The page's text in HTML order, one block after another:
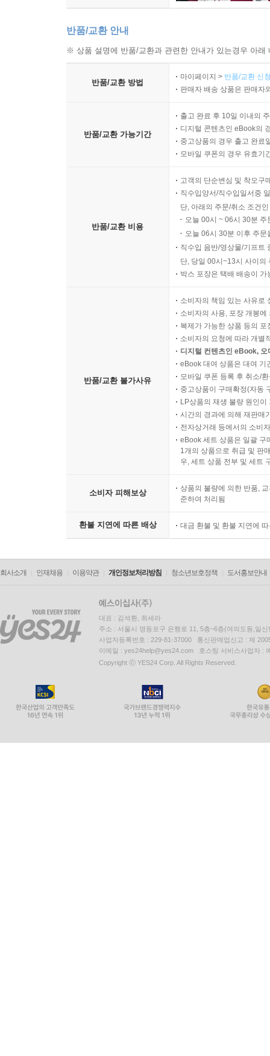
반품/교환 안내
※ 상품 설명에 반품/교환과 관련한 안내가 있는경우 아
반품/교환 방법
마이페이지 > 반품/교환 신
판매자 배송 상품은 판매자
반품/교환 가능기간
출고 완료 후 10일 이내의
디지털 콘텐츠인 eBook의
중고상품의 경우 출고 완료
모바일 쿠폰의 경우 유효기
반품/교환 비용
고객의 단순변심 및 착오구
직수입양서/직수입일서중
단, 아래의 주문/취소 조건
오늘 00시 ~ 06시 30분
오늘 06시 30분 이후 주
직수입 음반/영상물/기프트
단, 당일 00시~13시 사이의
박스 포장은 택배 배송이
반품/교환 불가사유
소비자의 책임 있는 사유로
소비자의 사용, 포장 개봉
복제가 가능한 상품 등의
소비자의 요청에 따라 개별
디지털 컨텐츠인 eBook,
eBook 대여 상품은 대여 기
모바일 쿠폰 등록 후 취소/
중고상품이 구매확정(자동
LP상품의 재생 불량 원인
시간의 경과에 의해 재판매
전자상거래 등에서의 소비
eBook 세트 상품은 일괄 구
1개의 상품으로 취급 및 판
우, 세트 상품 전부 및 세트
소비자 피해보상
상품의 불량에 의한 반품,
준하여 처리됨
환불 지연에 따른 배상 대금 환불 및 환불 지연에
회사소개 인재채용 이용약관 개인정보처리방침 청소년보호정책 도서홍보안내
대표 : 김석환, 최세라
주소 : 서울시 영등포구 은행로 11, 5층~6층(여의도동,일신
사업자등록번호 : 229-81-37000 통신판매업신고 : 제
이메일 : yes24help@yes24.com 호스팅 서비스사업자 :
Copyright ⓒ YES24 Corp. All Rights Reserved.